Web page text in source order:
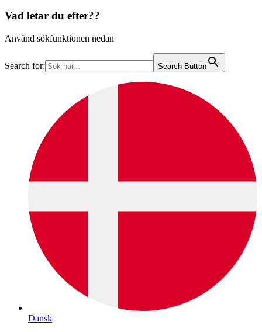
Vad letar du efter??
Använd sökfunktionen nedan
Search for: Search Button
Dansk